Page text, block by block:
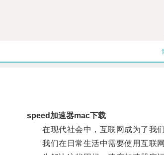
speed加速器mac下载
在现代社会中，互联网成为了我们
我们在日常生活中需要使用互联网